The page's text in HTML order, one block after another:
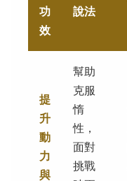
功
效
說法
提
升
動
力
與
幫助
克服
惰
性，
面對
挑戰